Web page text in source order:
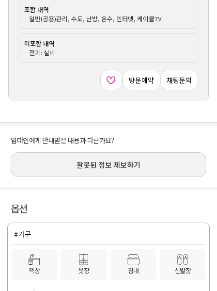
포함 내역
· 일반(공용)관리, 수도, 난방, 온수, 인터넷, 케이블TV
미포함 내역
· 전기: 실비
방문예약 채팅문의
임대인에게 안내받은 내용과 다른가요?
잘못된 정보 제보하기
옵션
#가구
책상 옷장 침대 신발장